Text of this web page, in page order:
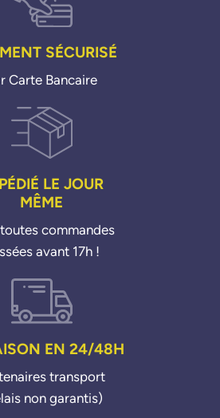
SÉCURISÉ
Carte Bancaire
LE JOUR
MÊME
commandes
avant 17h !
EN 24/48H
transport
non garantis)